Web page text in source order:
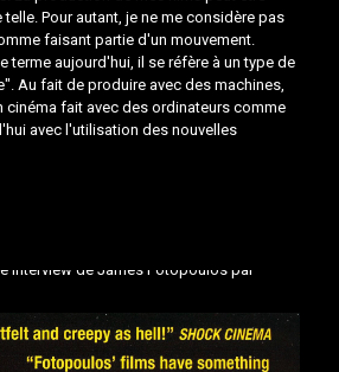
Pour autant, je ne me considère pas
faisant partie d'un mouvement.
terme aujourd'hui, il se réfère à un type de
Au fait de produire avec des machines,
cinéma fait avec des ordinateurs comme
avec l'utilisation des nouvelles